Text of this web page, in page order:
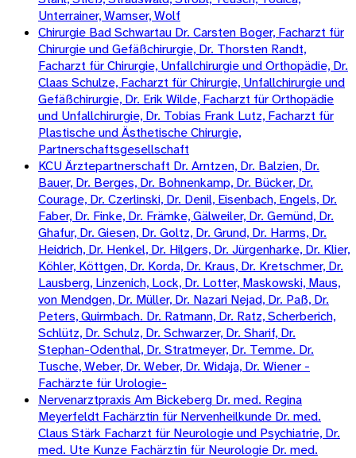
Unterrainer, Wamser, Wolf
Chirurgie Bad Schwartau Dr. Carsten Boger, Facharzt für
Chirurgie und Gefäßchirurgie, Dr. Thorsten Randt,
Facharzt für Chirurgie, Unfallchirurgie und Orthopädie, Dr.
Claas Schulze, Facharzt für Chirurgie, Unfallchirurgie und
Gefäßchirurgie, Dr. Erik Wilde, Facharzt für Orthopädie
und Unfallchirurgie, Dr. Tobias Frank Lutz, Facharzt für
Plastische und Ästhetische Chirurgie,
Partnerschaftsgesellschaft
KCU Ärztepartnerschaft Dr. Arntzen, Dr. Balzien, Dr.
Bauer, Dr. Berges, Dr. Bohnenkamp, Dr. Bücker, Dr.
Courage, Dr. Czerlinski, Dr. Denil, Eisenbach, Engels, Dr.
Faber, Dr. Finke, Dr. Främke, Gälweiler, Dr. Gemünd, Dr.
Ghafur, Dr. Giesen, Dr. Goltz, Dr. Grund, Dr. Harms, Dr.
Heidrich, Dr. Henkel, Dr. Hilgers, Dr. Jürgenharke, Dr. Klier,
Köhler, Köttgen, Dr. Korda, Dr. Kraus, Dr. Kretschmer, Dr.
Lausberg, Linzenich, Lock, Dr. Lotter, Maskowski, Maus,
von Mendgen, Dr. Müller, Dr. Nazari Nejad, Dr. Paß, Dr.
Peters, Quirmbach. Dr. Ratmann, Dr. Ratz, Scherberich,
Schlütz, Dr. Schulz, Dr. Schwarzer, Dr. Sharif, Dr.
Stephan-Odenthal, Dr. Stratmeyer, Dr. Temme. Dr.
Tusche, Weber, Dr. Weber, Dr. Widaja, Dr. Wiener -
Fachärzte für Urologie-
Nervenarztpraxis Am Bickeberg Dr. med. Regina
Meyerfeldt Fachärztin für Nervenheilkunde Dr. med.
Claus Stärk Facharzt für Neurologie und Psychiatrie, Dr.
med. Ute Kunze Fachärztin für Neurologie Dr. med.